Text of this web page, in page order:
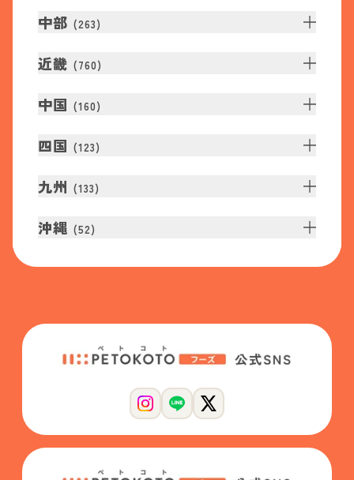
中部 (263)
近畿 (760)
中国 (160)
四国 (123)
九州 (133)
沖縄 (52)